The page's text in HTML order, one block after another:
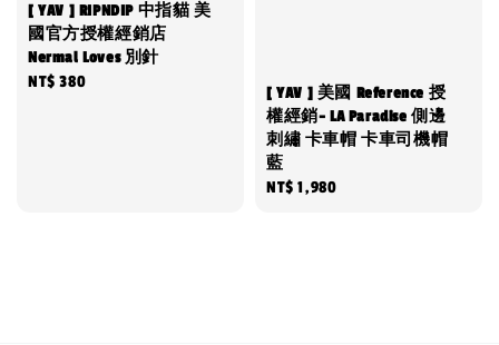
[ YAV ] RIPNDIP 中指貓 美
國官方授權經銷店
Nermal Loves 別針
Regular
NT$ 380
[ YAV ] 美國 Reference 授
權經銷- LA Paradise 側邊
刺繡 卡車帽 卡車司機帽
藍
Regular
NT$ 1,980